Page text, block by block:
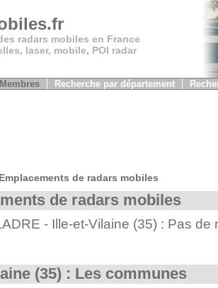
radars mobiles en France
laser, mobile, POI radar
Recherche par département
de radars mobiles
de radars mobiles
- Ille-et-Vilaine (35) : Pas de
(35) : Les communes